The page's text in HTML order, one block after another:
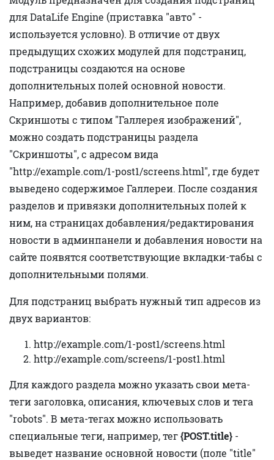
для DataLife Engine (приставка "авто" -
используется условно). В отличие от двух
предыдущих схожих модулей для подстраниц,
подстраницы создаются на основе
дополнительных полей основной новости.
Например, добавив дополнительное поле
Скриншоты с типом "Галлерея изображений",
можно создать подстраницы раздела
"Скриншоты", с адресом вида
"http://example.com/1-post1/screens.html", где будет
выведено содержимое Галлереи. После создания
разделов и привязки дополнительных полей к
ним, на страницах добавления/редактирования
новости в админпанели и добавления новости на
сайте появятся соответствующие вкладки-табы с
дополнительными полями.
Для подстраниц выбрать нужный тип адресов из
двух вариантов:
http://example.com/1-post1/screens.html
http://example.com/screens/1-post1.html
Для каждого раздела можно указать свои мета-
теги заголовка, описания, ключевых слов и тега
"robots". В мета-тегах можно использовать
специальные теги, например, тег{POST.title} -
выведет название основной новости (поле "title"